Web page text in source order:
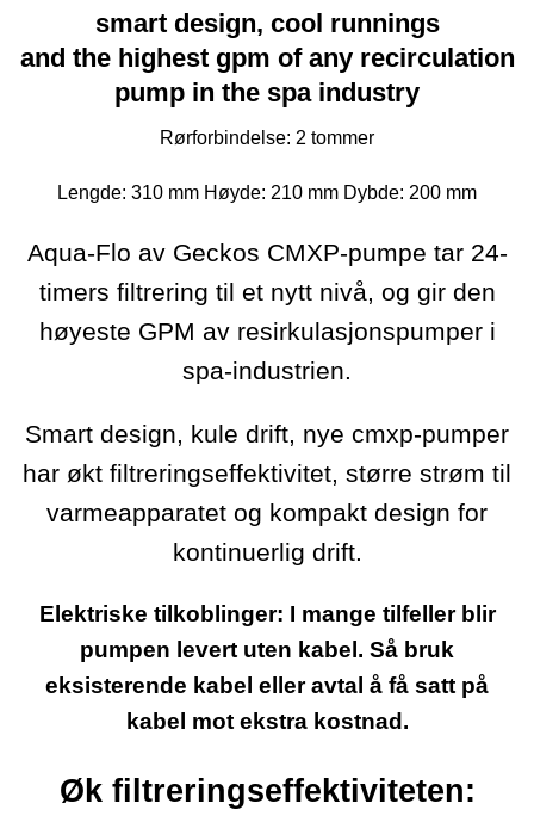
smart design, cool runnings
and the highest gpm of any recirculation
pump in the spa industry
Rørforbindelse: 2 tommer
Lengde: 310 mm Høyde: 210 mm Dybde: 200 mm
Aqua-Flo av Geckos CMXP-pumpe tar 24-
timers filtrering til et nytt nivå, og gir den
høyeste GPM av resirkulasjonspumper i
spa-industrien.
Smart design, kule drift, nye cmxp-pumper
har økt filtreringseffektivitet, større strøm til
varmeapparatet og kompakt design for
kontinuerlig drift.
Elektriske tilkoblinger: I mange tilfeller blir
pumpen levert uten kabel. Så bruk
eksisterende kabel eller avtal å få satt på
kabel mot ekstra kostnad.
Øk filtreringseffektiviteten: